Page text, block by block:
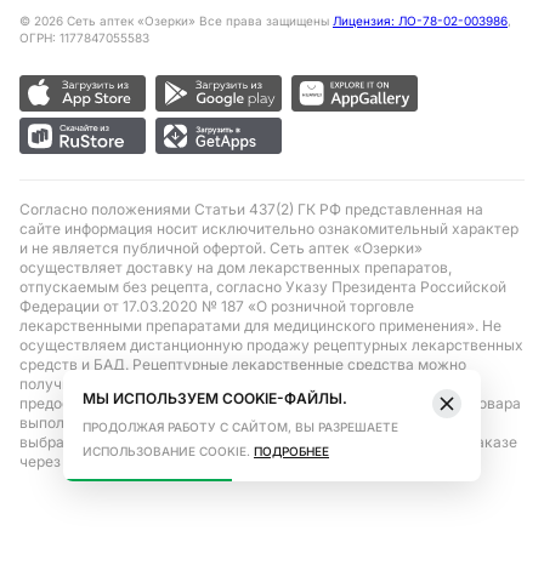
© 2026 Сеть аптек «Озерки» Все права защищены Лицензия: ЛО-78-02-003986,
ОГРН: 1177847055583
Согласно положениями Статьи 437(2) ГК РФ представленная на
сайте информация носит исключительно ознакомительный характер
и не является публичной офертой. Сеть аптек «Озерки»
осуществляет доставку на дом лекарственных препаратов,
отпускаемым без рецепта, согласно Указу Президента Российской
Федерации от 17.03.2020 № 187 «О розничной торговле
лекарственными препаратами для медицинского применения». Не
осуществляем дистанционную продажу рецептурных лекарственных
средств и БАД. Рецептурные лекарственные средства можно
получить только при помощи самовывоза в аптеке при
предоставлении рецепта, выписанного врачом. Бронирование товара
выполняется при условиях последующего выкупа заказа в
выбранном аптечном пункте. Цена действительна только при заказе
через сайт.
МЫ ИСПОЛЬЗУЕМ COOKIE-ФАЙЛЫ.
ПРОДОЛЖАЯ РАБОТУ С САЙТОМ, ВЫ РАЗРЕШАЕТЕ
ИСПОЛЬЗОВАНИЕ COOKIE. ПОДРОБНЕЕ